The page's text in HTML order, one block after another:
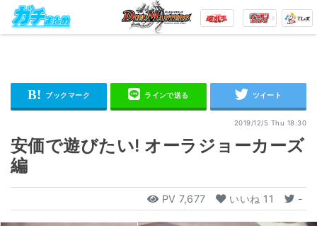
2019/12/5 Thu 18:30
安価で遊びたい! オーラジョーカーズ
編
PV7,677 いいね 11 -